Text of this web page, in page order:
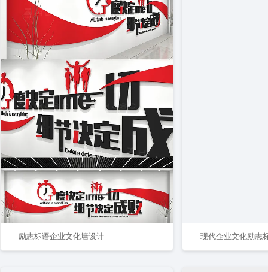
励志标语企业文化墙设计 现代企业文化励志